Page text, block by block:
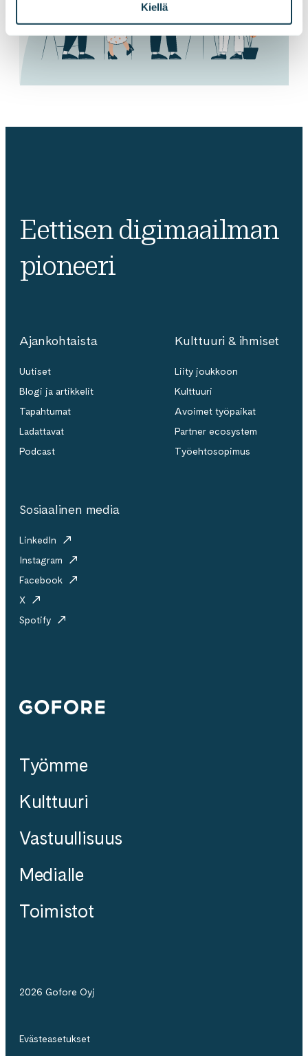
Kiellä
Eettisen digimaailman
pioneeri
Ajankohtaista
Uutiset
Blogi ja artikkelit
Tapahtumat
Ladattavat
Podcast
Kulttuuri & ihmiset
Liity joukkoon
Kulttuuri
Avoimet työpaikat
Partner ecosystem
Työehtosopimus
Sosiaalinen media
LinkedIn
Instagram
Facebook
X
Spotify
Gofore
Työmme
Kulttuuri
Vastuullisuus
Medialle
Toimistot
2026 Gofore Oyj
Evästeasetukset